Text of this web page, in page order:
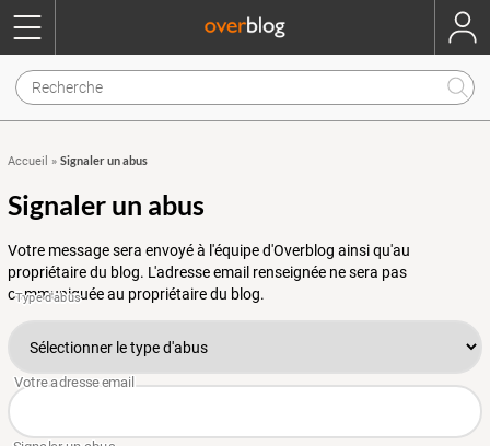
Accueil » Signaler un abus
Signaler un abus
Votre message sera envoyé à l'équipe d'Overblog ainsi qu'au
propriétaire du blog. L'adresse email renseignée ne sera pas
communiquée au propriétaire du blog.